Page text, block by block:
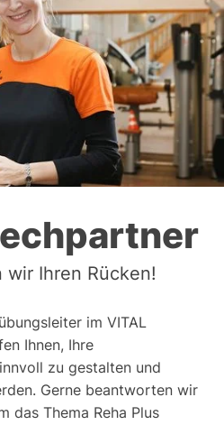
wir Ihren Rücken!
im VITAL
Ihnen, Ihre
zu gestalten und
Gerne beantworten wir
das Thema Reha Plus